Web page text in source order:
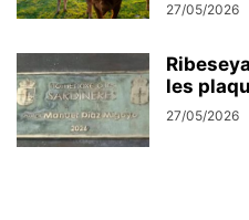
27/05/2026
les
27/05/2026